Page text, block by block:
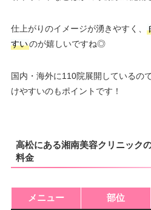
仕上がりのイメージが湧きやすく、
すいのが嬉しいですね◎
国内・海外に110院展開しているの
けやすいのもポイントです！
高松にある湘南美容クリニック
料金
メニュー 部位